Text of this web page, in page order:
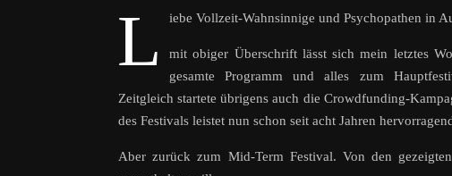
L iebe Vollzeit-Wahnsinnige und Psychopathen in
mit obiger Überschrift lässt sich mein letztes
gesamte Programm und alles zum
Zeitgleich startete übrigens auch die Crowdfunding-
des Festivals leistet nun schon seit acht Jahren
Aber zurück zum Mid-Term Festival. Von den